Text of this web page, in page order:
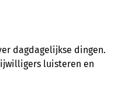
dagdagelijkse dingen.
luisteren en